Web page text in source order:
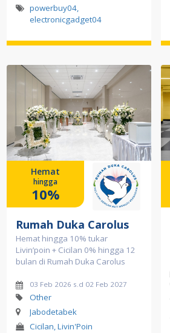
powerbuy04,
electronicgadget04
Hemat
hingga
10%
Rumah Duka Carolus
Hemat hingga 10% tukar
Livin’poin + Cicilan 0% hingga 12
bulan di Rumah Duka Carolus
03 Feb 2026 s.d 02 Feb 2027
Other
Jabodetabek
Cicilan, Livin'Poin